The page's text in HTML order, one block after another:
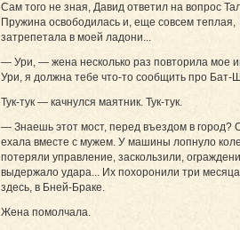
Сам того не зная, Давид ответил на вопрос
Пружина освободилась и, еще совсем теплая,
затрепетала в моей ладони...
— Ури, — жена несколько раз повторила мое
Ури, я должна тебе что-то сообщить про Бат-
Тук-тук — качнулся маятник. Тук-тук.
— Знаешь этот мост, перед въездом в город?
ехала вместе с мужем. У машины лопнуло
потеряли управление, заскользили,
выдержало удара... Их похоронили три
здесь, в Бней-Браке.
Жена помолчала.